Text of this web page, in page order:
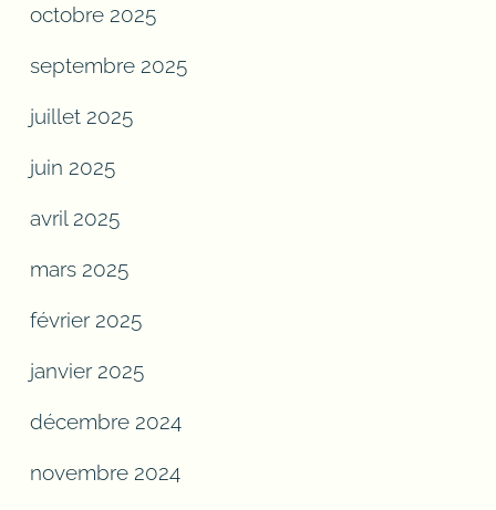
octobre 2025
septembre 2025
juillet 2025
juin 2025
avril 2025
mars 2025
février 2025
janvier 2025
décembre 2024
novembre 2024